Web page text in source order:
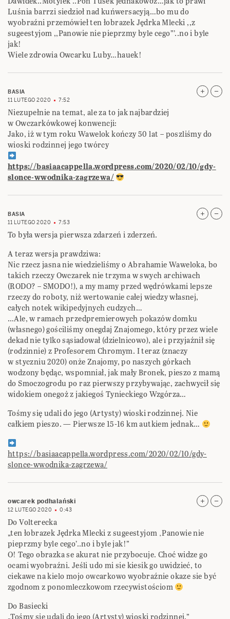
Luśnia barrzi siedzioł nad kuńwersacyją…bo mu do
wyobraźni przemówieł ten łobrazek Jędrka Mlecki ,,z
sugeestyjom ,,Panowie nie pieprzmy byle cego”’..no i byle
jak!
Wiele zdrowia Owcarku Luby…hauek!
BASIA
11 LUTEGO 2020
7:52
Niezupełnie na temat, ale za to jak najbardziej
w Owczarkówkowej konwencji:
Jako, iż w tym roku Wawelok kończy 50 lat – poszliśmy do
wioski rodzinnej jego twórcy
https://basiaacappella.wordpress.com/2020/02/10/gdy-
slonce-wwodnika-zagrzewa/
BASIA
11 LUTEGO 2020
7:53
To była wersja pierwsza zdarzeń i zderzeń.
A teraz wersja prawdziwa:
Nic rzecz jasna nie wiedzieliśmy o Abrahamie Waweloka, bo
takich rzeczy Owczarek nie trzyma w swych archiwach
(RODO? – SMODO!), a my mamy przed wędrówkami lepsze
rzeczy do roboty, niż wertowanie całej wiedzy własnej,
całych notek wikipedyjnych cudzych…
…Ale, w ramach przedpremierowych pokazów domku
(własnego) gościliśmy onegdaj Znajomego, który przez wiele
dekad nie tylko sąsiadował (dzielnicowo), ale i przyjaźnił się
(rodzinnie) z Profesorem Chromym. I teraz (znaczy
w styczniu 2020) onże Znajomy, po naszych górkach
wodzony będąc, wspomniał, jak mały Bronek, pieszo z mamą
do Smoczogrodu po raz pierwszy przybywając, zachwycił się
widokiem onegoż z jakiegoś Tynieckiego Wzgórza…
Tośmy się udali do jego (Artysty) wioski rodzinnej. Nie
całkiem pieszo. — Pierwsze 15-16 km autkiem jednak…
https://basiaacappella.wordpress.com/2020/02/10/gdy-
slonce-wwodnika-zagrzewa/
owcarek podhalański
12 LUTEGO 2020 0:43
Do Volterecka
„ten łobrazek Jędrka Mlecki z sugeestyjom ‚Panowie nie
pieprzmy byle cego’..no i byle jak!”
O! Tego obrazka se akurat nie przybocuje. Choć widze go
ocami wyobraźni. Jeśli udo mi sie kiesik go uwidzieć, to
ciekawe na kielo mojo owcarkowo wyobraźnie okaze sie być
zgodnom z ponomleczkowom rzecywistościom
Do Basiecki
„Tośmy się udali do jego (Artysty) wioski rodzinnej.”